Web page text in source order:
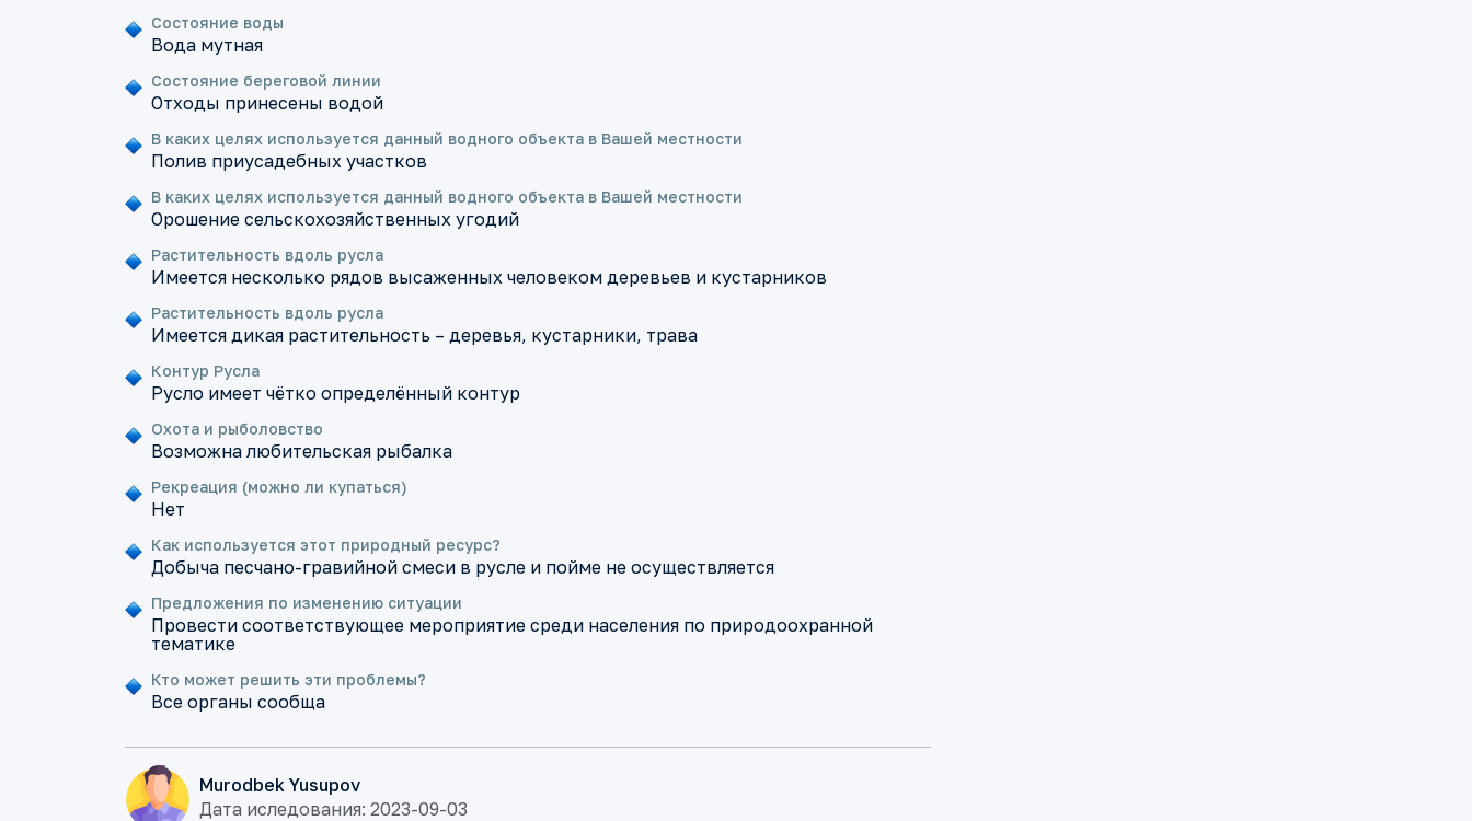
Состояние воды
Вода мутная
Состояние береговой линии
Отходы принесены водой
В каких целях используется данный водного объекта в Вашей местности
Полив приусадебных участков
В каких целях используется данный водного объекта в Вашей местности
Орошение сельскохозяйственных угодий
Растительность вдоль русла
Имеется несколько рядов высаженных человеком деревьев и кустарников
Растительность вдоль русла
Имеется дикая растительность – деревья, кустарники, трава
Контур Русла
Русло имеет чётко определённый контур
Охота и рыболовство
Возможна любительская рыбалка
Рекреация (можно ли купаться)
Нет
Как используется этот природный ресурс?
Добыча песчано-гравийной смеси в русле и пойме не осуществляется
Предложения по изменению ситуации
Провести соответствующее мероприятие среди населения по природоохранной
тематике
Кто может решить эти проблемы?
Все органы сообща
Murodbek Yusupov
Дата иследования: 2023-09-03